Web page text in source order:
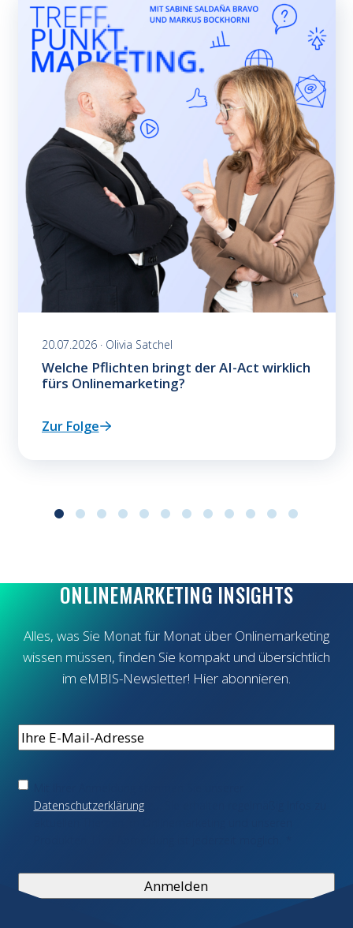
20.07.2026 · Olivia Satchel
Welche Pflichten bringt der AI-Act wirklich
fürs Onlinemarketing?
Zur Folge
: Welche Pflichten bringt der AI-Act wirklich fürs
ONLINEMARKETING INSIGHTS
Alles, was Sie Monat für Monat über Onlinemarketing
wissen müssen, finden Sie kompakt und übersichtlich
im eMBIS-Newsletter! Hier abonnieren.
E-
Mail*
Einwilligung
Datenschutzerklärungzu. Sie erhalten regelmäßig Infos zu